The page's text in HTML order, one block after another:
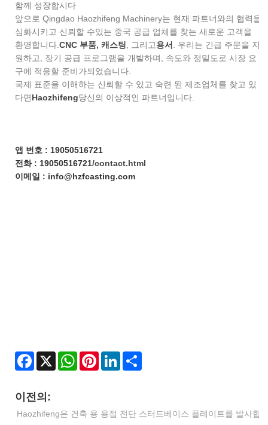
함께 성장합시다
앞으로 Qingdao Haozhifeng Machinery는 현재 파트너와의 협력을
심화시키고 신뢰할 수있는 중국 공급 업체를 찾는 새로운 고객을
환영합니다.CNC 부품, 캐스팅, 그리고용서 . 우리는 긴급 주문을 지
원하고, 장기 공급 프로그램을 개발하며, 속도와 정밀도로 시장 요
구에 적응할 준비가되었습니다.
국제 표준을 이해하는 신뢰할 수 있고 숙련 된 제조업체를 찾고 있
다면Haozhifeng당신의 이상적인 파트너입니다.
앱 번호 : 19050516721
전화 : 19050516721/contact.html
이메일 : info@hzfcasting.com
Facebook
X WhatsAppPinterestLinkedIn
이전의:
Haozhifeng은 건축 용 용접 전단 스터드베이스 플레이트를 발사합